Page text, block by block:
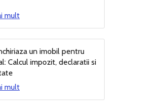
mult
un imobil pentru
Calcul impozit, declaratii si
mult